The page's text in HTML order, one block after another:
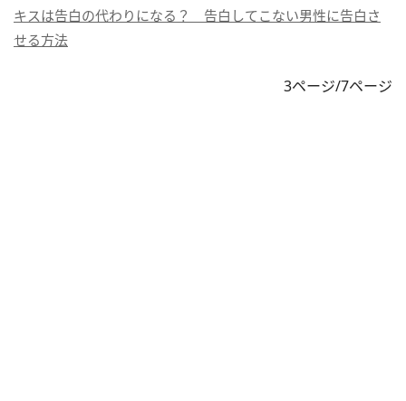
キスは告白の代わりになる？ 告白してこない男性に告白さ
せる方法
3ページ/7ページ